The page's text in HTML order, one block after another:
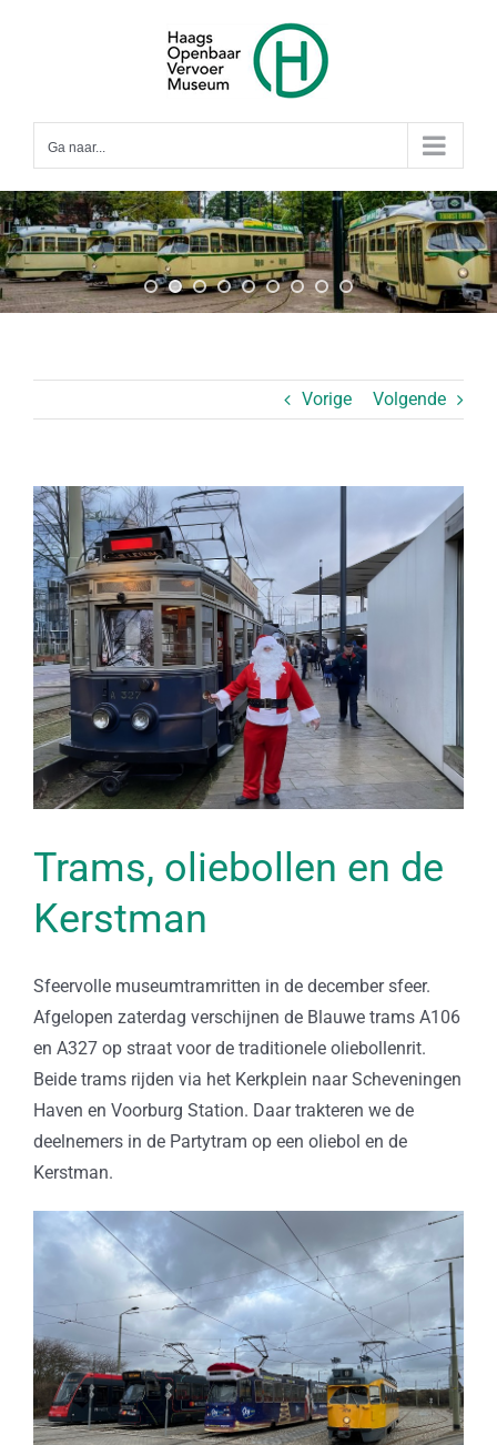
Ga naar...
Vorige Volgende
Bekijk
grotere
afbeelding
Trams, oliebollen en de
Kerstman
Sfeervolle museumtramritten in de december sfeer.
Afgelopen zaterdag verschijnen de Blauwe trams A106
en A327 op straat voor de traditionele oliebollenrit.
Beide trams rijden via het Kerkplein naar Scheveningen
Haven en Voorburg Station. Daar trakteren we de
deelnemers in de Partytram op een oliebol en de
Kerstman.